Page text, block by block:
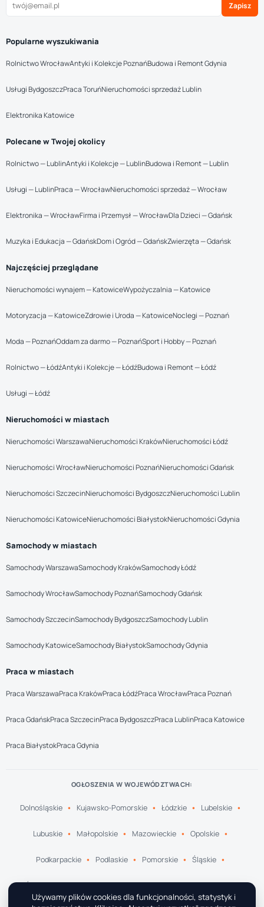
Zapisz
Popularne wyszukiwania
Rolnictwo WrocławAntyki i Kolekcje PoznańBudowa i Remont Gdynia
Usługi BydgoszczPraca ToruńNieruchomości sprzedaż Lublin
Elektronika Katowice
Polecane w Twojej okolicy
Rolnictwo — LublinAntyki i Kolekcje — LublinBudowa i Remont — Lublin
Usługi — LublinPraca — WrocławNieruchomości sprzedaż — Wrocław
Elektronika — WrocławFirma i Przemysł — WrocławDla Dzieci — Gdańsk
Muzyka i Edukacja — GdańskDom i Ogród — GdańskZwierzęta — Gdańsk
Najczęściej przeglądane
Nieruchomości wynajem — KatowiceWypożyczalnia — Katowice
Motoryzacja — KatowiceZdrowie i Uroda — KatowiceNoclegi — Poznań
Moda — PoznańOddam za darmo — PoznańSport i Hobby — Poznań
Rolnictwo — ŁódźAntyki i Kolekcje — ŁódźBudowa i Remont — Łódź
Usługi — Łódź
Nieruchomości w miastach
Nieruchomości WarszawaNieruchomości KrakówNieruchomości Łódź
Nieruchomości WrocławNieruchomości PoznańNieruchomości Gdańsk
Nieruchomości SzczecinNieruchomości BydgoszczNieruchomości Lublin
Nieruchomości KatowiceNieruchomości BiałystokNieruchomości Gdynia
Samochody w miastach
Samochody WarszawaSamochody KrakówSamochody Łódź
Samochody WrocławSamochody PoznańSamochody Gdańsk
Samochody SzczecinSamochody BydgoszczSamochody Lublin
Samochody KatowiceSamochody BiałystokSamochody Gdynia
Praca w miastach
Praca WarszawaPraca KrakówPraca ŁódźPraca WrocławPraca Poznań
Praca GdańskPraca SzczecinPraca BydgoszczPraca LublinPraca Katowice
Praca BiałystokPraca Gdynia
OGŁOSZENIA W WOJEWÓDZTWACH:
Dolnośląskie Kujawsko-Pomorskie Łódzkie Lubelskie
Lubuskie Małopolskie Mazowieckie Opolskie
Podkarpackie Podlaskie Pomorskie Śląskie
Świętokrzyskie Warmińsko-Mazurskie Wielkopolskie
Używamy plików cookies dla funkcjonalności, statystyk i